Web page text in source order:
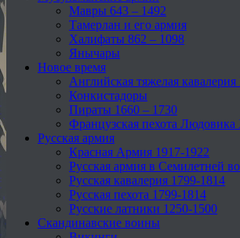
Мавры 643 – 1492
Тамерлан и его армия
Халифаты 862 – 1098
Янычары
Новое время
Английская тяжелая
Конкистадоры
Пираты 1660 – 1730
Французская пехота
Русская армия
Красная Армия 1917-1922
Русская армия в Семилетней
Русская кавалерия 1799-1814
Русская пехота 1799-1814
Русские латники 1250-1500
Скандинавские воины